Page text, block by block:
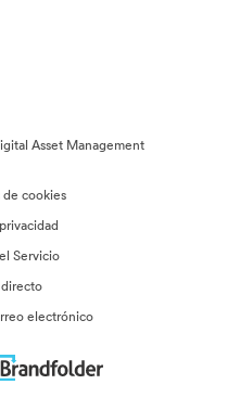
Asset Management
de cookies
Servicio
electrónico